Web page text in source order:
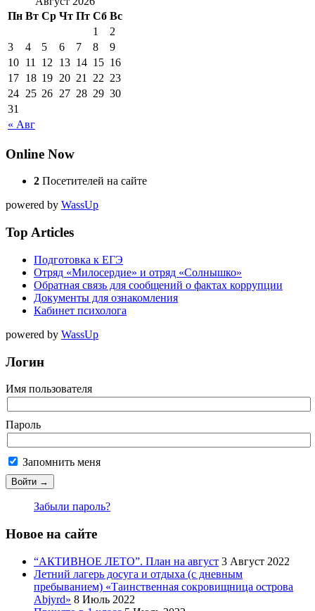
Пн Вт Ср Чт Пт Сб Вс
« Авг
1
2
3
4 5 6 7 8
9
10 11 12 13 14 15 16
17 18 19 20 21 22 23
24 25 26 27 28 29 30
31
Online Now
2 Посетителей на сайте
powered by WassUp
Top Articles
Подготовка к ЕГЭ
Отряд «Милосердие» и отряд «Солнышко»
Обратная связь для сообщений о фактах коррупции
Документы для ознакомления
Кабинет психолога
powered by WassUp
Логин
Имя пользователя
Пароль
Запомнить меня
Забыли пароль?
Новое на сайте
“АКТИВНОЕ ЛЕТО”. План на август 3 Август 2022
Летний лагерь досуга и отдыха (с дневным
пребыванием) «Таинственная сокровищница острова
Abjyrd» 8 Июль 2022